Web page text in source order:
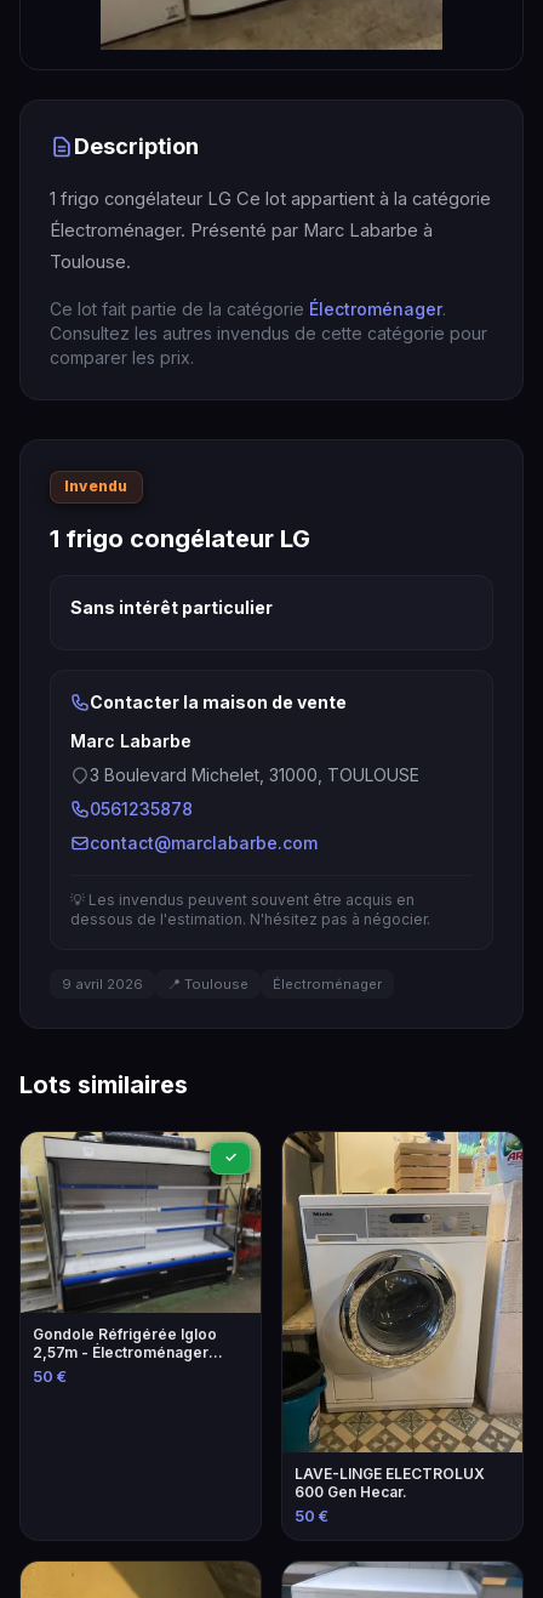
Description
1 frigo congélateur LG Ce lot appartient à la catégorie
Électroménager. Présenté par Marc Labarbe à
Toulouse.
Ce lot fait partie de la catégorie Électroménager.
Consultez les autres invendus de cette catégorie pour
comparer les prix.
Invendu
1 frigo congélateur LG
Sans intérêt particulier
Contacter la maison de vente
Marc Labarbe
3 Boulevard Michelet, 31000, TOULOUSE
0561235878
contact@marclabarbe.com
💡 Les invendus peuvent souvent être acquis en
dessous de l'estimation. N'hésitez pas à négocier.
9 avril 2026 📍 Toulouse Électroménager
Lots similaires
✓
Gondole Réfrigérée Igloo
2,57m - Électroménager
Professionnel
50 €
LAVE-LINGE ELECTROLUX
600 Gen Hecar.
50 €